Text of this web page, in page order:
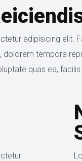
adipisicing elit.
dolorem tempora
quas ea,